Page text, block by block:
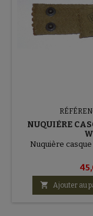
NUQUIÈRE
Nuquière casque
 Ajouter au